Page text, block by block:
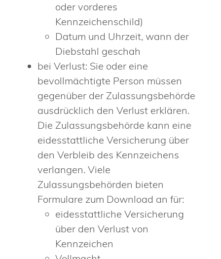
oder vorderes
Kennzeichenschild)
Datum und Uhrzeit, wann der
Diebstahl geschah
bei Verlust: Sie oder eine
bevollmächtigte Person müssen
gegenüber der Zulassungsbehörde
ausdrücklich den Verlust erklären.
Die Zulassungsbehörde kann eine
eidesstattliche Versicherung über
den Verbleib des Kennzeichens
verlangen. Viele
Zulassungsbehörden bieten
Formulare zum Download an für:
eidesstattliche Versicherung
über den Verlust von
Kennzeichen